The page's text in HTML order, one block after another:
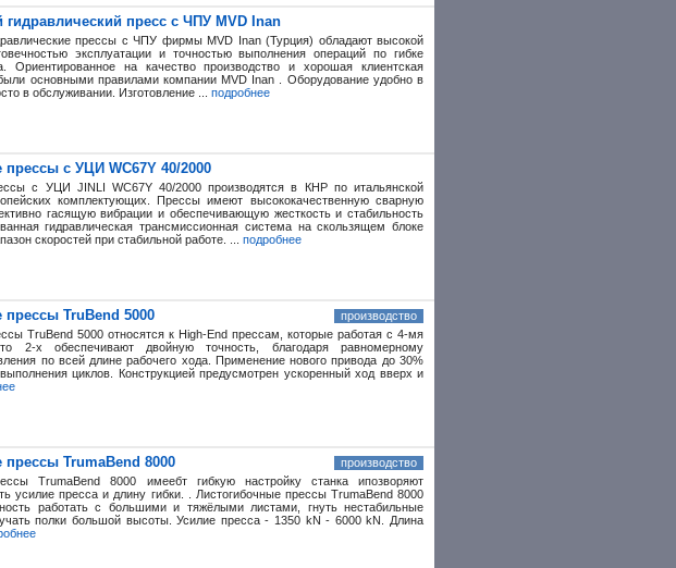
гидравлический пресс с ЧПУ MVD Inan
прессы с ЧПУ фирмы MVD Inan (Турция) обладают высокой
эксплуатации и точностью выполнения операций по гибке
Ориентированное на качество производство и хорошая клиентская
основными правилами компании MVD Inan . Оборудование удобно в
в обслуживании. Изготовление ... подробнее
с УЦИ WC67Y 40/2000
с УЦИ JINLI WC67Y 40/2000 производятся в КНР по итальянской
комплектующих. Прессы имеют высококачественную сварную
гасящую вибрации и обеспечивающую жесткость и стабильность
гидравлическая трансмиссионная система на скользящем блоке
скоростей при стабильной работе. ... подробнее
производство
прессы TruBend 5000
TruBend 5000 относятся к High-End прессам, которые работая с 4-мя
2-х обеспечивают двойную точность, благодаря равномерному
по всей длине рабочего хода. Применение нового привода до 30%
циклов. Конструкцией предусмотрен ускоренный ход вверх и
производство
TrumaBend 8000
TrumaBend 8000 имеебт гибкую настройку станка ипозворяют
усилие пресса и длину гибки. . Листогибочные прессы TrumaBend 8000
работать с большими и тяжёлыми листами, гнуть нестабильные
полки большой высоты. Усилие пресса - 1350 kN - 6000 kN. Длина